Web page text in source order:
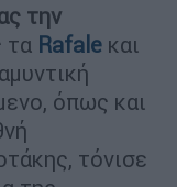
την
τα Rafale και
όπως και
τόνισε